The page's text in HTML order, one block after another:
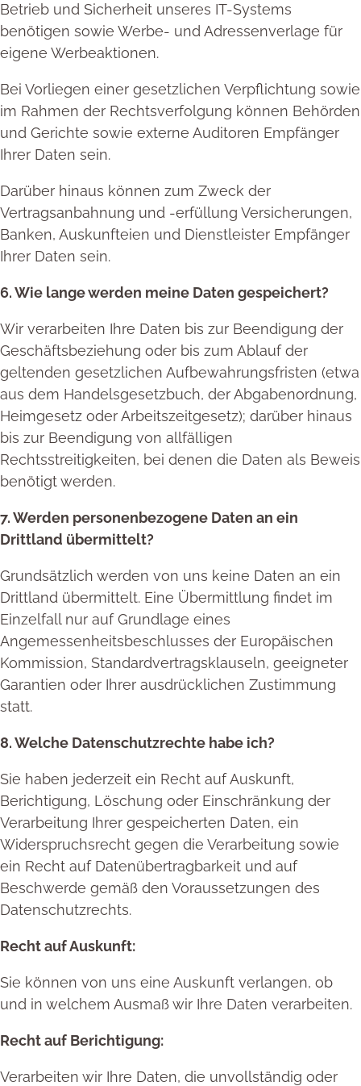
Betrieb und Sicherheit unseres IT-Systems
benötigen sowie Werbe- und Adressenverlage für
eigene Werbeaktionen.
Bei Vorliegen einer gesetzlichen Verpflichtung sowie
im Rahmen der Rechtsverfolgung können Behörden
und Gerichte sowie externe Auditoren Empfänger
Ihrer Daten sein.
Darüber hinaus können zum Zweck der
Vertragsanbahnung und -erfüllung Versicherungen,
Banken, Auskunfteien und Dienstleister Empfänger
Ihrer Daten sein.
6. Wie lange werden meine Daten gespeichert?
Wir verarbeiten Ihre Daten bis zur Beendigung der
Geschäftsbeziehung oder bis zum Ablauf der
geltenden gesetzlichen Aufbewahrungsfristen (etwa
aus dem Handelsgesetzbuch, der Abgabenordnung,
Heimgesetz oder Arbeitszeitgesetz); darüber hinaus
bis zur Beendigung von allfälligen
Rechtsstreitigkeiten, bei denen die Daten als Beweis
benötigt werden.
7. Werden personenbezogene Daten an ein
Drittland übermittelt?
Grundsätzlich werden von uns keine Daten an ein
Drittland übermittelt. Eine Übermittlung findet im
Einzelfall nur auf Grundlage eines
Angemessenheitsbeschlusses der Europäischen
Kommission, Standardvertragsklauseln, geeigneter
Garantien oder Ihrer ausdrücklichen Zustimmung
statt.
8. Welche Datenschutzrechte habe ich?
Sie haben jederzeit ein Recht auf Auskunft,
Berichtigung, Löschung oder Einschränkung der
Verarbeitung Ihrer gespeicherten Daten, ein
Widerspruchsrecht gegen die Verarbeitung sowie
ein Recht auf Datenübertragbarkeit und auf
Beschwerde gemäß den Voraussetzungen des
Datenschutzrechts.
Recht auf Auskunft:
Sie können von uns eine Auskunft verlangen, ob
und in welchem Ausmaß wir Ihre Daten verarbeiten.
Recht auf Berichtigung:
Verarbeiten wir Ihre Daten, die unvollständig oder